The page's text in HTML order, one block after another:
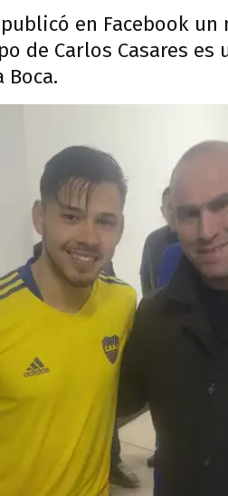
en Facebook
de Carlos Casares